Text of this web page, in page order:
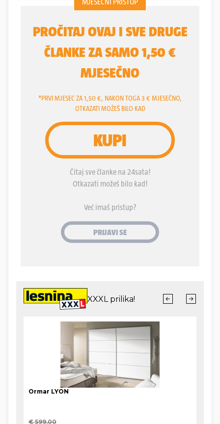
Petričević i njihova kći Viktorija žive svoj san. Na
djedova i očeva kuća danas je obiteljsko gnijezdo
ove mlade obitelji, a Okrugli dolac na kojem se
nekad žito želo danas je, osim imena koje je
zadržao, dobio sasvim drugu namjenu.